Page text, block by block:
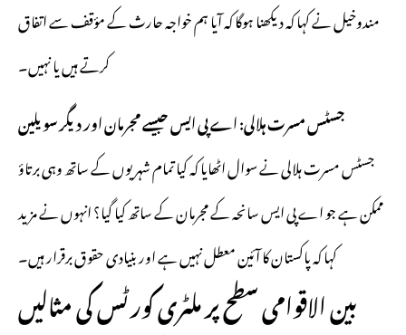
مندوخیل نے کہا کہ دیکھنا ہوگا کہ آیا ہم خواجہ حارث کے مؤقف سے اتفاق
کرتے ہیں یا نہیں۔
جسٹس مسرت ہلالی: اے پی ایس جیسے مجرمان اور دیگر سویلین
جسٹس مسرت ہلالی نے سوال اٹھایا کہ کیا تمام شہریوں کے ساتھ وہی برتاؤ
ممکن ہے جو اے پی ایس سانحہ کے مجرمان کے ساتھ کیا گیا؟ انہوں نے مزید
کہا کہ پاکستان کا آئین معطل نہیں ہے اور بنیادی حقوق برقرار ہیں۔
بین الاقوامی سطح پر ملٹری کورٹس کی مثالیں